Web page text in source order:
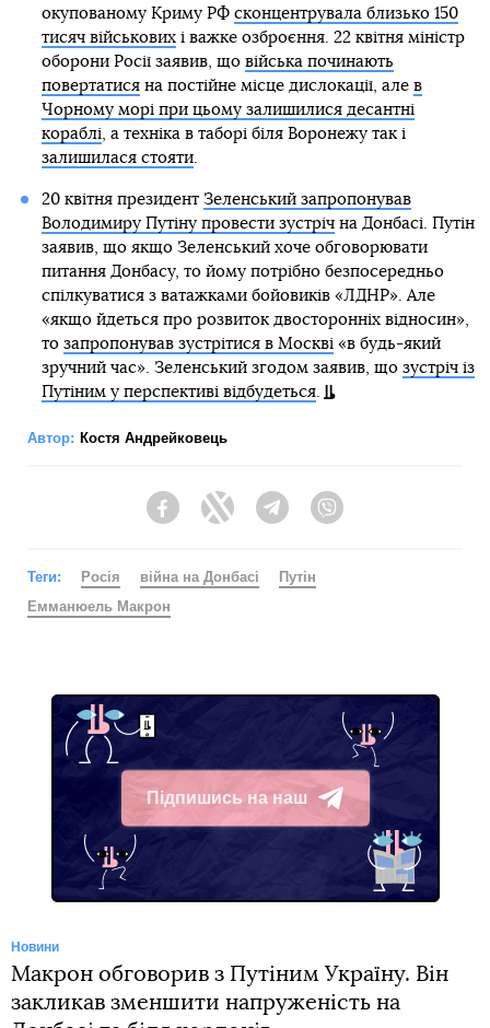
окупованому Криму РФ сконцентрувала близько 150
тисяч військовихі важке озброєння. 22 квітня міністр
оборони Росії заявив, що війська починають
повертатисяна постійне місце дислокації, але в
Чорному морі при цьому залишилися десантні
кораблі, а техніка в таборі біля Воронежу так і
залишилася стояти.
20 квітня президент Зеленський запропонував
Володимиру Путіну провести зустрічна Донбасі. Путін
заявив, що якщо Зеленський хоче обговорювати
питання Донбасу, то йому потрібно безпосередньо
спілкуватися з ватажками бойовиків «ЛДНР». Але
«якщо йдеться про розвиток двосторонніх відносин»,
то запропонував зустрітися в Москві«в будь-який
зручний час». Зеленський згодом заявив, що зустріч із
Путіним у перспективі відбудеться.
Автор: Костя Андрейковець
FacebookTwitter Telegram
Теги: Росія війна на Донбасі
Путін
Емманюель Макрон
Підпишись на наш
Telegram
Новини
Макрон обговорив з Путіним Україну. Він
закликав зменшити напруженість на